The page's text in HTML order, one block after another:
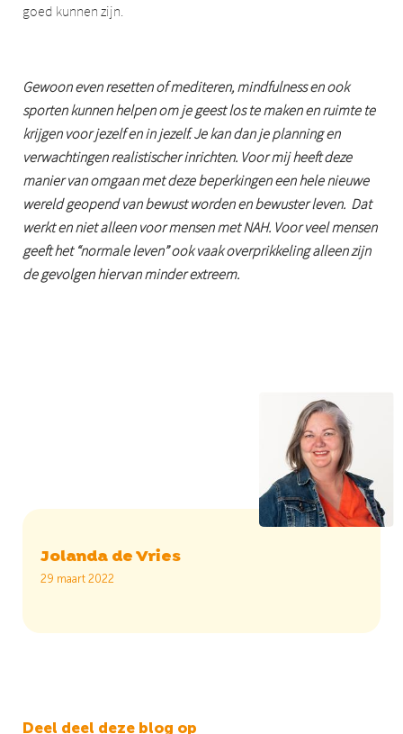
goed kunnen zijn.
Gewoon even resetten of mediteren, mindfulness en ook
sporten kunnen helpen om je geest los te maken en ruimte te
krijgen voor jezelf en in jezelf. Je kan dan je planning en
verwachtingen realistischer inrichten. Voor mij heeft deze
manier van omgaan met deze beperkingen een hele nieuwe
wereld geopend van bewust worden en bewuster leven. Dat
werkt en niet alleen voor mensen met NAH. Voor veel mensen
geeft het “normale leven” ook vaak overprikkeling alleen zijn
de gevolgen hiervan minder extreem.
Jolanda de Vries
29 maart 2022
Deel deel deze blog op